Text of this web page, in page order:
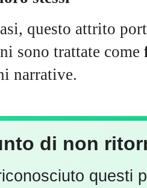
questo attrito
sono trattate come
narrative.
di non
questi